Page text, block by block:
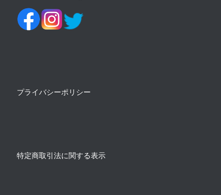
プライバシーポリシー
特定商取引法に関する表示